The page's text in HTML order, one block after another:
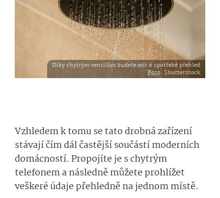
Díky chytrým ventilům budete mít o spotřebě přehled
Foto: Shutterstock
Vzhledem k tomu se tato drobná zařízení
stávají čím dál častější součástí moderních
domácností. Propojíte je s chytrým
telefonem a následně můžete prohlížet
veškeré údaje přehledně na jednom místě.